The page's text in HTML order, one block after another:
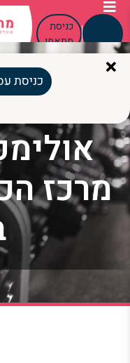
עסק
כניסת
מתאמן
כניסת
מרכז